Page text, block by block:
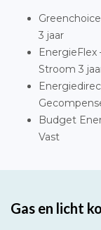
3 jaar
EnergieFlex
Stroom 3
Budget
Vast
Gas en licht